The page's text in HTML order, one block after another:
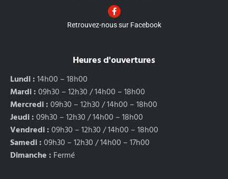
Retrouvez-nous sur Facebook
Heures d'ouvertures
Lundi :14h00 – 18h00
Mardi :09h30 – 12h30 / 14h00 – 18h00
Mercredi :09h30 – 12h30 / 14h00 – 18h00
Jeudi :09h30 – 12h30 / 14h00 – 18h00
Vendredi :09h30 – 12h30 / 14h00 – 18h00
Samedi :09h30 – 12h30 / 14h00 – 17h00
Dimanche : Fermé